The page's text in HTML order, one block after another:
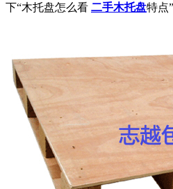
下“木托盘怎么看 二手木托盘特点